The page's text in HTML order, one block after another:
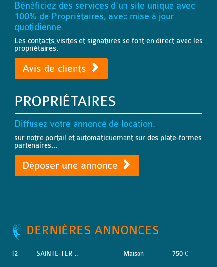
Bénéficiez des services d'un site unique avec
100% de Propriétaires, avec mise à jour
quotidienne.
Les contacts,visites et signatures se font en direct avec les
propriétaires.
Avis de clients
PROPRIÉTAIRES
Diffusez votre annonce de location.
sur notre portail et automatiquement sur des plate-formes
partenaires...
Déposer une annonce
DERNIÈRES ANNONCES
T2 SAINTE-TER .. Maison 750 €